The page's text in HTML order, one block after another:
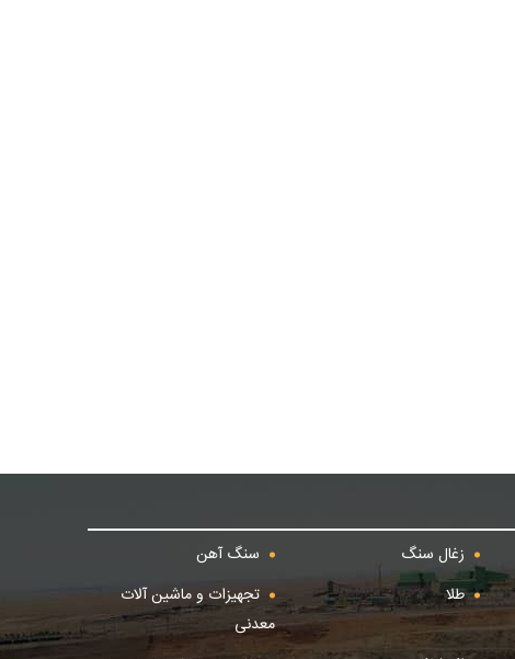
زغال سنگ
سنگ آهن
طلا
تجهیزات و ماشین آلات
معدنی